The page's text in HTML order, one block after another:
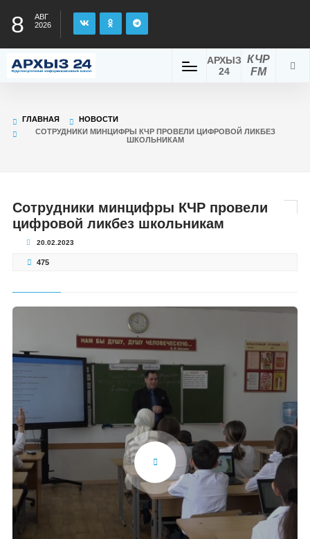
8
АВГ
2026
КЧР
FM
АРХЫЗ
24
ГЛАВНАЯ
НОВОСТИ
СОТРУДНИКИ МИНЦИФРЫ КЧР ПРОВЕЛИ ЦИФРОВОЙ ЛИКБЕЗ
ШКОЛЬНИКАМ
Сотрудники минцифры КЧР провели
цифровой ликбез школьникам
20.02.2023
475